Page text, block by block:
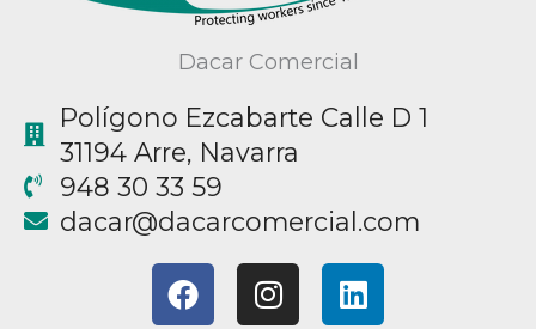
Dacar Comercial
Polígono Ezcabarte Calle D 1
31194 Arre, Navarra
948 30 33 59
moc.laicremocracad
@racad
F
a
I
n
L
i